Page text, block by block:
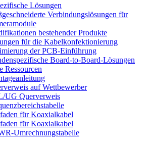
Lösungen
Verbindungslösungen für
bestehender Produkte
für die Kabelkonfektionierung
der PCB-Einführung
Board-to-Board-Lösungen
Ressourcen
auf Wettbewerber
UG Querverweis
für Koaxialkabel
für Koaxialkabel
Umrechnungstabelle